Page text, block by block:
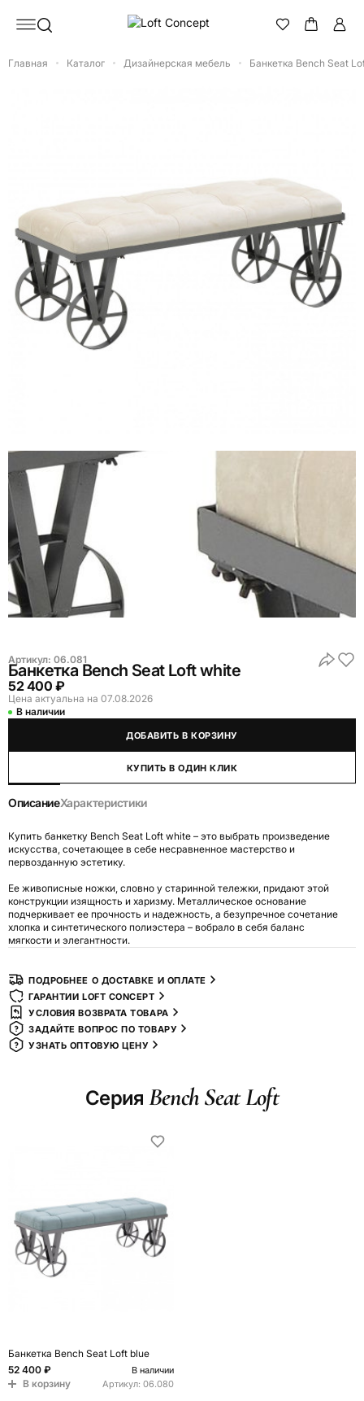
Главная Каталог Дизайнерская мебель Банкетка Bench Seat
Артикул: 06.081
Банкетка Bench Seat Loft white
52 400 ₽
Цена актуальна на 07.08.2026
В наличии
ДОБАВИТЬ В КОРЗИНУ
КУПИТЬ В ОДИН КЛИК
ОписаниеХарактеристики
Купить банкетку Bench Seat Loft white – это выбрать произведение
искусства, сочетающее в себе несравненное мастерство и
первозданную эстетику.
Ее живописные ножки, словно у старинной тележки, придают этой
конструкции изящность и харизму. Металлическое основание
подчеркивает ее прочность и надежность, а безупречное сочетание
хлопка и синтетического полиэстера – вобрало в себя баланс
мягкости и элегантности.
ПОДРОБНЕЕ О ДОСТАВКЕ И ОПЛАТЕ
ГАРАНТИИ LOFT CONCEPT
УСЛОВИЯ ВОЗВРАТА ТОВАРА
ЗАДАЙТЕ ВОПРОС ПО ТОВАРУ
УЗНАТЬ ОПТОВУЮ ЦЕНУ
Серия Bench Seat Loft
Банкетка Bench Seat Loft blue
52 400 ₽
В наличии
В корзину Артикул: 06.080